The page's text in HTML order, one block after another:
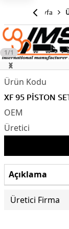
Anasayfa
1/1
XF 95 PİSTON
Açıklama
Üretici Firma